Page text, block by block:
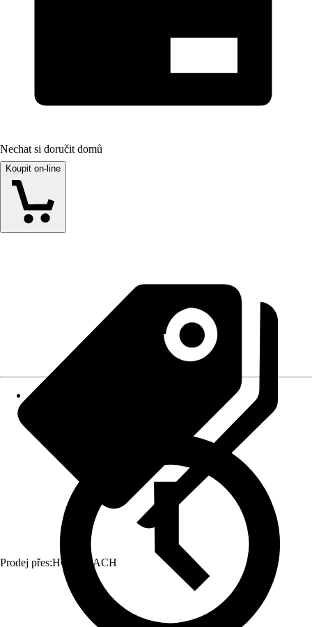
Nechat si doručit domů
Koupit on-line
Prodej přes:HORNBACH